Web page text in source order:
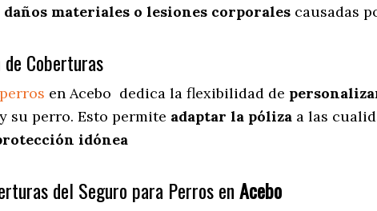
daños materiales o lesiones corporales causadas
Coberturas
en Acebo dedica la flexibilidad de
su perro. Esto permite adaptar la póliza a las
idónea
del Seguro para Perros enAcebo